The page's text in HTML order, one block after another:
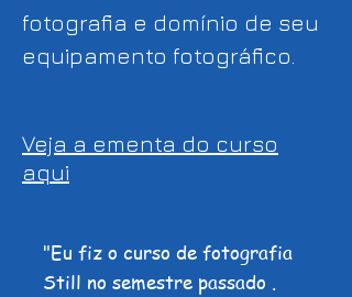
fotografia e domínio de seu
equipamento fotográfico.
Veja a ementa do curso
aqui
"Eu fiz o curso de fotografia
Still no semestre passado .